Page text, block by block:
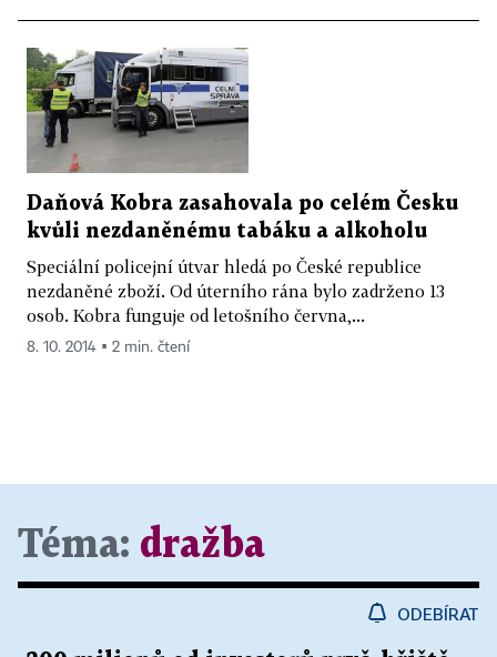
Daňová Kobra zasahovala po celém Česku
kvůli nezdaněnému tabáku a alkoholu
Speciální policejní útvar hledá po České republice
nezdaněné zboží. Od úterního rána bylo zadrženo 13
osob. Kobra funguje od letošního června,...
8. 10. 2014 ▪ 2 min. čtení
Téma: dražba
ODEBÍRAT